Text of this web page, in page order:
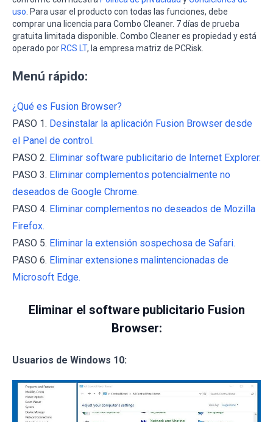
uso. Para usar el producto con todas las funciones, debe
comprar una licencia para Combo Cleaner. 7 días de prueba
gratuita limitada disponible. Combo Cleaner es propiedad y está
operado por RCS LT, la empresa matriz de PCRisk.
Menú rápido:
¿Qué es Fusion Browser?
PASO 1. Desinstalar la aplicación Fusion Browser desde
el Panel de control.
PASO 2. Eliminar software publicitario de Internet Explorer.
PASO 3. Eliminar complementos potencialmente no
deseados de Google Chrome.
PASO 4. Eliminar complementos no deseados de Mozilla
Firefox.
PASO 5. Eliminar la extensión sospechosa de Safari.
PASO 6. Eliminar extensiones malintencionadas de
Microsoft Edge.
Eliminar el software publicitario Fusion
Browser:
Usuarios de Windows 10: